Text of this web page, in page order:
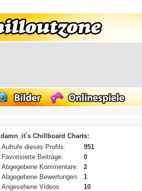
damn_it´s Chillboard Charts:
Aufrufe dieses Profils:
951
Favorisierte Beiträge:
0
Abgegebene Kommentare:
2
Abgegebene Bewertungen:
1
Angesehene Videos:
10